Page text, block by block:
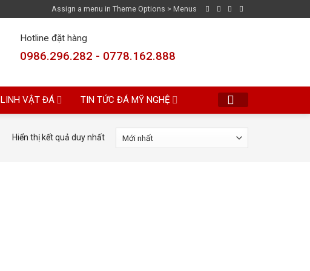
Assign a menu in Theme Options > Menus
Hotline đặt hàng
0986.296.282 - 0778.162.888
LINH VẬT ĐÁ TIN TỨC ĐÁ MỸ NGHỆ
Hiển thị kết quả duy nhất